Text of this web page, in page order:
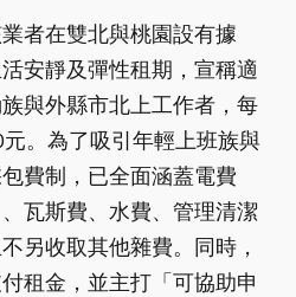
者在雙北與桃園設有據
安靜及彈性租期，宣稱適
與外縣市北上工作者，每
。為了吸引年輕上班族與
費制，已全面涵蓋電費
瓦斯費、水費、管理清潔
另收取其他雜費。同時，
租金，並主打「可協助申